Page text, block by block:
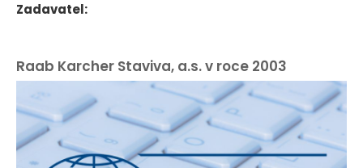
Zadavatel:
Raab Karcher Staviva, a.s. v roce 2003